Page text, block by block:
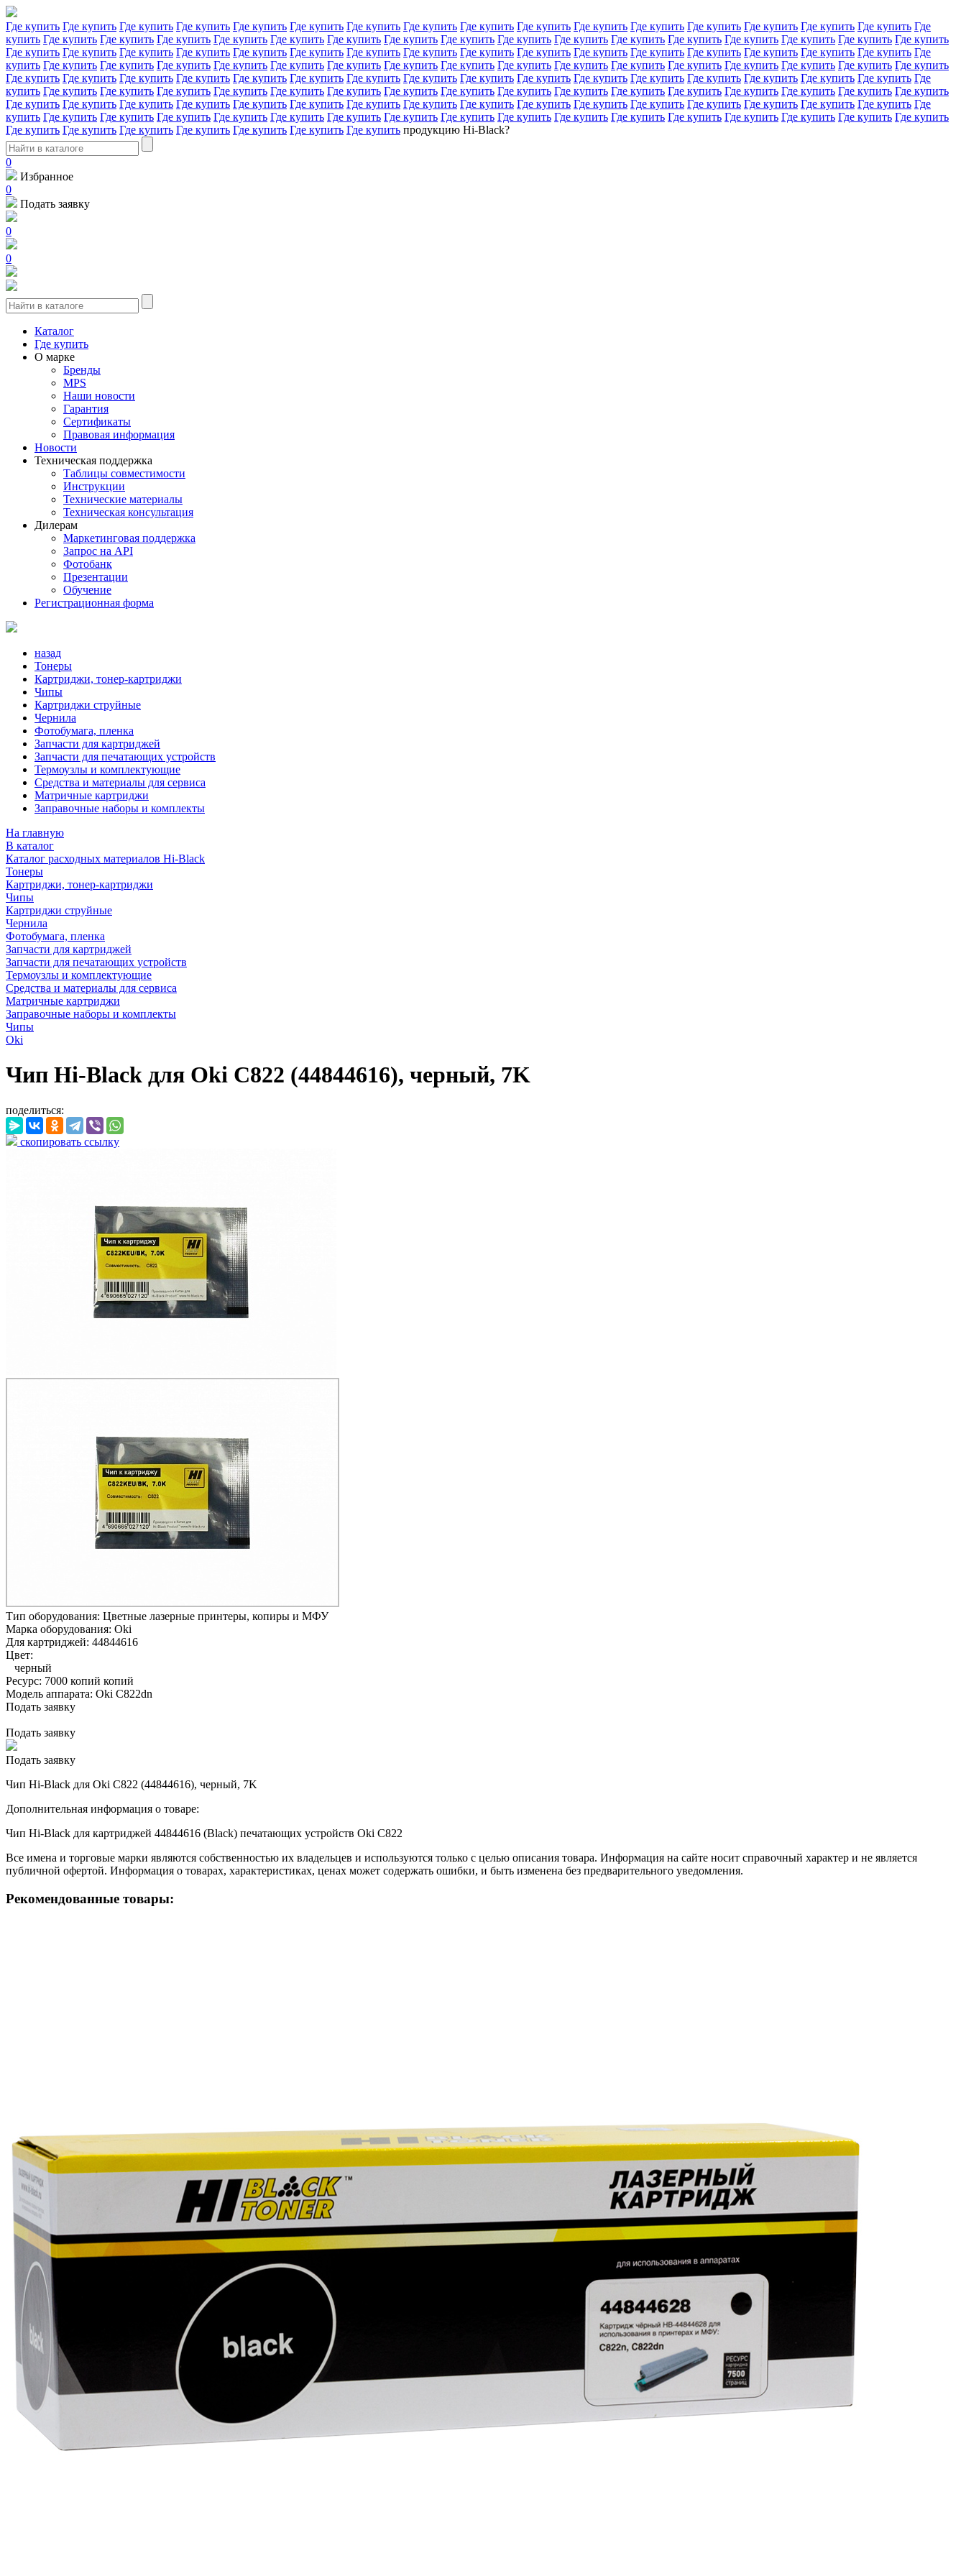
Где купить Где купить Где купить Где купить Где купить Где купить Где купить Где купить Где купить Где купить Где купить Где купить Где купить Где купить Где купить Где купить Где
купить Где купить Где купить Где купить Где купить Где купить Где купить Где купить Где купить Где купить Где купить Где купить Где купить Где купить Где купить Где купить Где купить
Где купить Где купить Где купить Где купить Где купить Где купить Где купить Где купить Где купить Где купить Где купить Где купить Где купить Где купить Где купить Где купить Где
купить Где купить Где купить Где купить Где купить Где купить Где купить Где купить Где купить Где купить Где купить Где купить Где купить Где купить Где купить Где купить Где купить
Где купить Где купить Где купить Где купить Где купить Где купить Где купить Где купить Где купить Где купить Где купить Где купить Где купить Где купить Где купить Где купить Где
купить Где купить Где купить Где купить Где купить Где купить Где купить Где купить Где купить Где купить Где купить Где купить Где купить Где купить Где купить Где купить Где купить
Где купить Где купить Где купить Где купить Где купить Где купить Где купить Где купить Где купить Где купить Где купить Где купить Где купить Где купить Где купить Где купить Где
купить Где купить Где купить Где купить Где купить Где купить Где купить Где купить Где купить Где купить Где купить Где купить Где купить Где купить Где купить Где купить Где купить
Где купить Где купить Где купить Где купить Где купить Где купить Где купить продукцию Hi-Black?
0
Избранное
0
Подать заявку
0
0
Каталог
Где купить
О марке
Бренды
MPS
Наши новости
Гарантия
Сертификаты
Правовая информация
Новости
Техническая поддержка
Таблицы совместимости
Инструкции
Технические материалы
Техническая консультация
Дилерам
Маркетинговая поддержка
Запрос на API
Фотобанк
Презентации
Обучение
Регистрационная форма
назад
Тонеры
Картриджи, тонер-картриджи
Чипы
Картриджи струйные
Чернила
Фотобумага, пленка
Запчасти для картриджей
Запчасти для печатающих устройств
Термоузлы и комплектующие
Средства и материалы для сервиса
Матричные картриджи
Заправочные наборы и комплекты
На главную
В каталог
Каталог расходных материалов Hi-Black
Тонеры
Картриджи, тонер-картриджи
Чипы
Картриджи струйные
Чернила
Фотобумага, пленка
Запчасти для картриджей
Запчасти для печатающих устройств
Термоузлы и комплектующие
Средства и материалы для сервиса
Матричные картриджи
Заправочные наборы и комплекты
Чипы
Oki
Чип Hi-Black для Oki C822 (44844616), черный, 7K
поделиться:
скопировать ссылку
Тип оборудования: Цветные лазерные принтеры, копиры и МФУ
Марка оборудования: Oki
Для картриджей: 44844616
Цвет:
черный
Ресурс: 7000 копий копий
Модель аппарата: Oki C822dn
Подать заявку
Подать заявку
Подать заявку
Чип Hi-Black для Oki C822 (44844616), черный, 7K
Дополнительная информация о товаре:
Чип Hi-Black для картриджей 44844616 (Black) печатающих устройств Oki C822
Все имена и торговые марки являются собственностью их владельцев и используются только с целью описания товара. Информация на сайте носит справочный характер и не является
публичной офертой. Информация о товарах, характеристиках, ценах может содержать ошибки, и быть изменена без предварительного уведомления.
Рекомендованные товары: